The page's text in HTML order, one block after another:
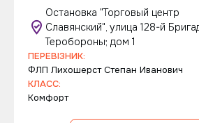
Остановка "Торговый центр
Славянский", улица 128-й
Теробороны; дом 1
ПЕРЕВІЗНИК:
ФЛП Лихошерст Степан Иванович
КЛАСС:
Комфорт